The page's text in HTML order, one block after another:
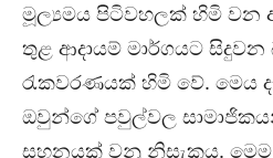
මූල්‍යමය පිටිවහලක් හිමි වන
තුළ ආදායම් මාර්ගයට සිදුවන
රැකවරණයක් හිමි වේ. මෙය
ඔවුන්ගේ පවුල්වල
සහනයක් වනු නිසැකය. මෙම